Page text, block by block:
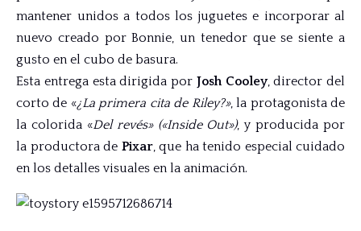
mantener unidos a todos los juguetes e incorporar al
nuevo creado por Bonnie, un tenedor que se siente a
gusto en el cubo de basura.
Esta entrega esta dirigida por Josh Cooley, director del
corto de «¿La primera cita de Riley?», la protagonista de
la colorida «Del revés» («Inside Out»), y producida por
la productora de Pixar, que ha tenido especial cuidado
en los detalles visuales en la animación.